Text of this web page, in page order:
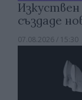
създаде
07.08.2026 / 15:30